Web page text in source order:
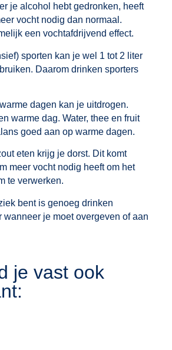
je alcohol hebt gedronken, heeft
vocht nodig dan normaal.
een vochtafdrijvend effect.
sporten kan je wel 1 tot 2 liter
Daarom drinken sporters
dagen kan je uitdrogen.
warme dag. Water, thee en fruit
goed aan op warme dagen.
eten krijg je dorst. Dit komt
meer vocht nodig heeft om het
te verwerken.
bent is genoeg drinken
wanneer je moet overgeven of aan
je vast ook